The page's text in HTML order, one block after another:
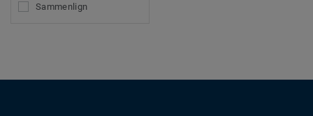
Sammenlign